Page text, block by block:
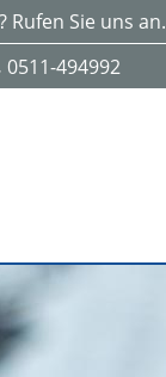
Rufen Sie uns an.
0511-494992